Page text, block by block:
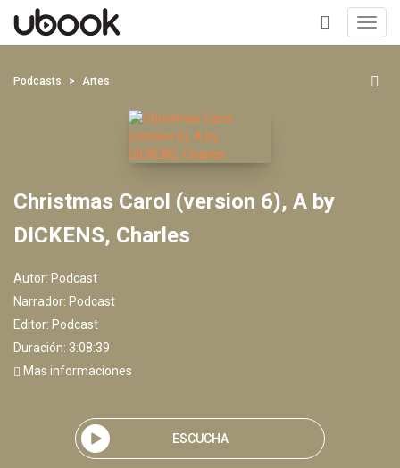
+
Podcasts Artes
Christmas Carol (version 6), A by
DICKENS, Charles
Autor: Podcast
Narrador: Podcast
Editor: Podcast
Duración: 3:08:39
Mas informaciones
ESCUCHA